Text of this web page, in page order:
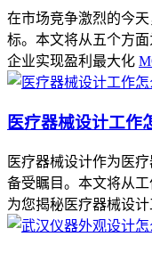
在市场竞争激烈的今
标。本文将从五个方
企业实现盈利最大化
医疗器械设计工作
医疗器械设计作为医
备受瞩目。本文将从
为您揭秘医疗器械设计